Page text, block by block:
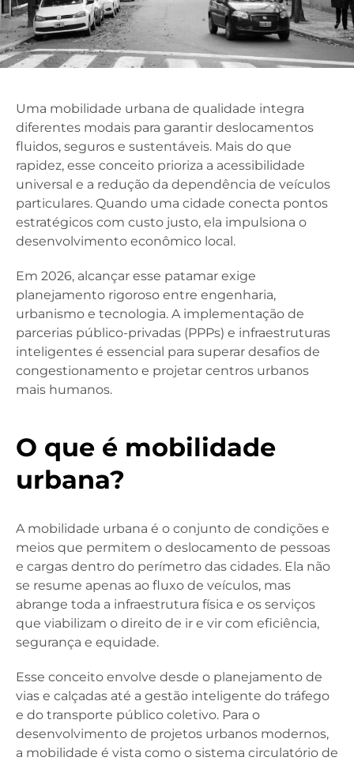
Uma mobilidade urbana de qualidade integra
diferentes modais para garantir deslocamentos
fluidos, seguros e sustentáveis. Mais do que
rapidez, esse conceito prioriza a acessibilidade
universal e a redução da dependência de veículos
particulares. Quando uma cidade conecta pontos
estratégicos com custo justo, ela impulsiona o
desenvolvimento econômico local.
Em 2026, alcançar esse patamar exige
planejamento rigoroso entre engenharia,
urbanismo e tecnologia. A implementação de
parcerias público-privadas (PPPs) e infraestruturas
inteligentes é essencial para superar desafios de
congestionamento e projetar centros urbanos
mais humanos.
O que é mobilidade
urbana?
A mobilidade urbana é o conjunto de condições e
meios que permitem o deslocamento de pessoas
e cargas dentro do perímetro das cidades. Ela não
se resume apenas ao fluxo de veículos, mas
abrange toda a infraestrutura física e os serviços
que viabilizam o direito de ir e vir com eficiência,
segurança e equidade.
Esse conceito envolve desde o planejamento de
vias e calçadas até a gestão inteligente do tráfego
e do transporte público coletivo. Para o
desenvolvimento de projetos urbanos modernos,
a mobilidade é vista como o sistema circulatório de